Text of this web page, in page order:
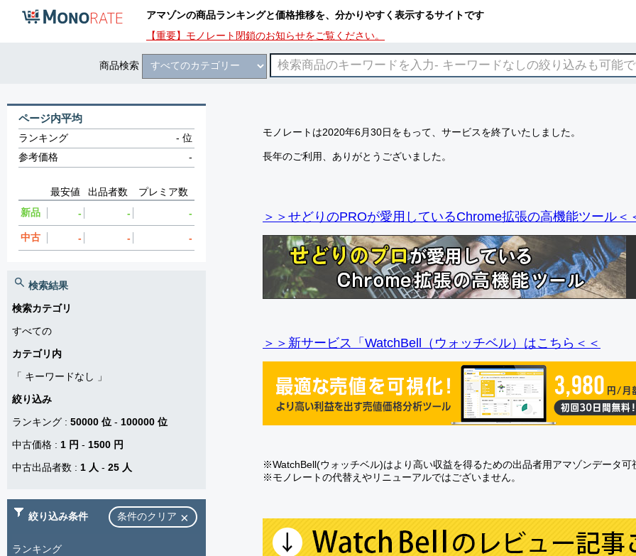
アマゾンの商品ランキングと価格推移を、分かりやすく表示するサイトです
【重要】モノレート閉鎖のお知らせをご覧ください。
商品検索
モノレートは2020年6月30日をもって、サービスを終了いたしました。
長年のご利用、ありがとうございました。
＞＞せどりのPROが愛用しているChrome拡張の高機能ツール＜
＞＞新サービス「WatchBell（ウォッチベル）はこちら＜＜
※WatchBell(ウォッチベル)はより高い収益を得るための出品者用アマゾンデータ可
※モノレートの代替えやリニューアルではございません。
ページ内平均
ランキング -位
参考価格
-
最安値 出品者数
プレミア数
新品
- - -
中古 - - -
検索結果
検索カテゴリ
すべての
カテゴリ内
「 キーワードなし
」
絞り込み
ランキング : 50000 位 - 100000 位
中古価格 : 1 円 - 1500 円
中古出品者数 : 1 人 - 25 人
絞り込み条件 条件のクリア
ランキング